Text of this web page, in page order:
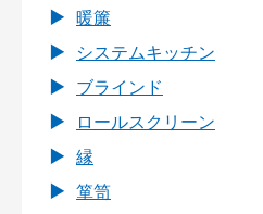
暖簾
システムキッチン
ブラインド
ロールスクリーン
縁
箪笥